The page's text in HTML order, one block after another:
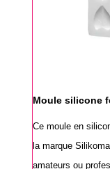
Moule silicone
Ce moule en
la marque
amateurs ou